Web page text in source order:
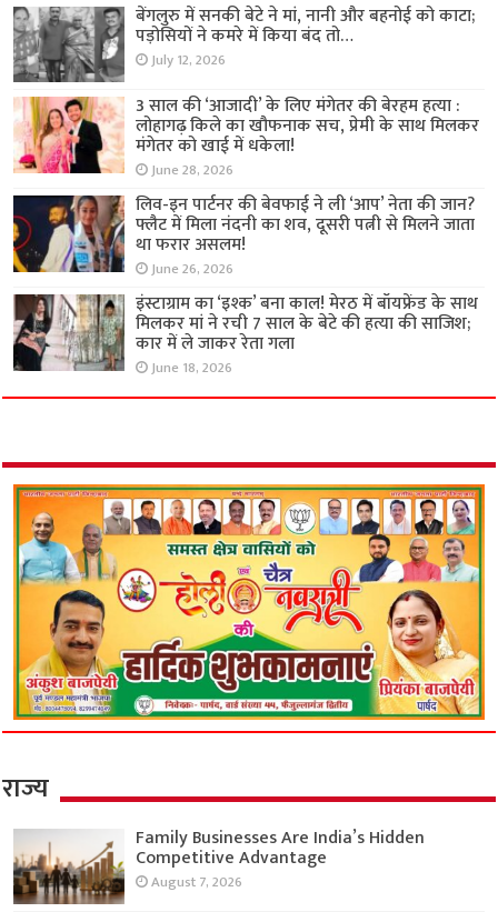
बेंगलुरु में सनकी बेटे ने मां, नानी और बहनोई को काटा;
पड़ोसियों ने कमरे में किया बंद तो…
July 12, 2026
3 साल की ‘आजादी’ के लिए मंगेतर की बेरहम हत्या :
लोहागढ़ किले का खौफनाक सच, प्रेमी के साथ मिलकर
मंगेतर को खाई में धकेला!
June 28, 2026
लिव-इन पार्टनर की बेवफाई ने ली ‘आप’ नेता की जान?
फ्लैट में मिला नंदनी का शव, दूसरी पत्नी से मिलने जाता
था फरार असलम!
June 26, 2026
इंस्टाग्राम का ‘इश्क’ बना काल! मेरठ में बॉयफ्रेंड के साथ
मिलकर मां ने रची 7 साल के बेटे की हत्या की साजिश;
कार में ले जाकर रेता गला
June 18, 2026
राज्य
Family Businesses Are India’s Hidden
Competitive Advantage
August 7, 2026